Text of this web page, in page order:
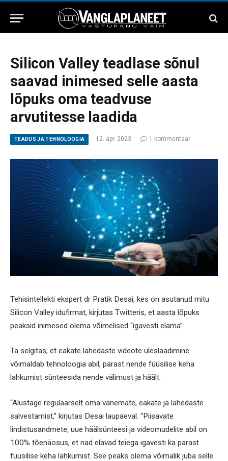
Silicon Valley teadlase sõnul
saavad inimesed selle aasta
lõpuks oma teadvuse
arvutitesse laadida
TEADUS JA TEHNOLOOGIA 12. apr. 2023 1 kommentaar
Tehisintellekti ekspert dr Pratik Desai, kes on asutanud mitu
Silicon Valley idufirmat, kirjutas Twitteris, et aasta lõpuks
peaksid inimesed olema võimelised “igavesti elama”.
Ta selgitas, et eakate lähedaste videote üleslaadimine
võimaldab tehnoloogia abil, pärast nende füüsilise keha
lahkumist sünteesida nende välimust ja häält.
“Alustage regulaarselt oma vanemate, eakate ja lähedaste
salvestamist,” kirjutas Desai laupäeval. “Piisavate
lindistusandmete, uue häälsünteesi ja videomudelite abil on
100% tõenäosus, et nad elavad teiega igavesti ka pärast
füüsilise keha lahkumist. See peaks olema võimalik juba selle